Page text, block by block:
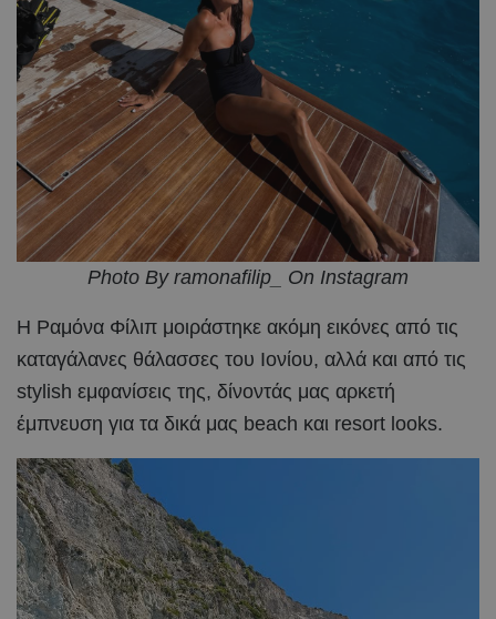
Photo By ramonafilip_ On Instagram
Η Ραμόνα Φίλιπ μοιράστηκε ακόμη εικόνες από τις
καταγάλανες θάλασσες του Ιονίου, αλλά και από τις
stylish εμφανίσεις της, δίνοντάς μας αρκετή
έμπνευση για τα δικά μας beach και resort looks.